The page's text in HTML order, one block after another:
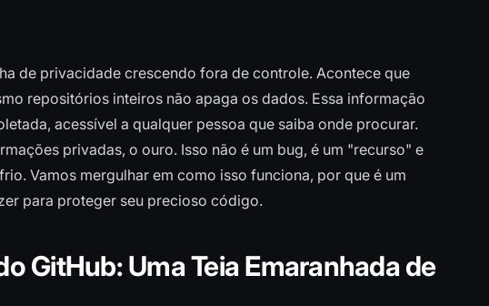
de privacidade crescendo fora de controle. Acontece que
repositórios inteiros não apaga os dados. Essa informação
acessível a qualquer pessoa que saiba onde procurar.
privadas, o ouro. Isso não é um bug, é um "recurso" e
Vamos mergulhar em como isso funciona, por que é um
para proteger seu precioso código.
GitHub: Uma Teia Emaranhada de